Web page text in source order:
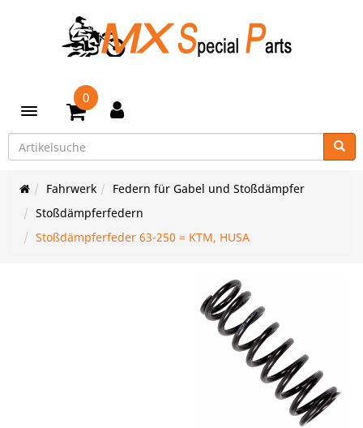
Toggle navigation
0
Fahrwerk
Federn für Gabel und Stoßdämpfer
Stoßdämpferfedern
Stoßdämpferfeder 63-250 = KTM, HUSA